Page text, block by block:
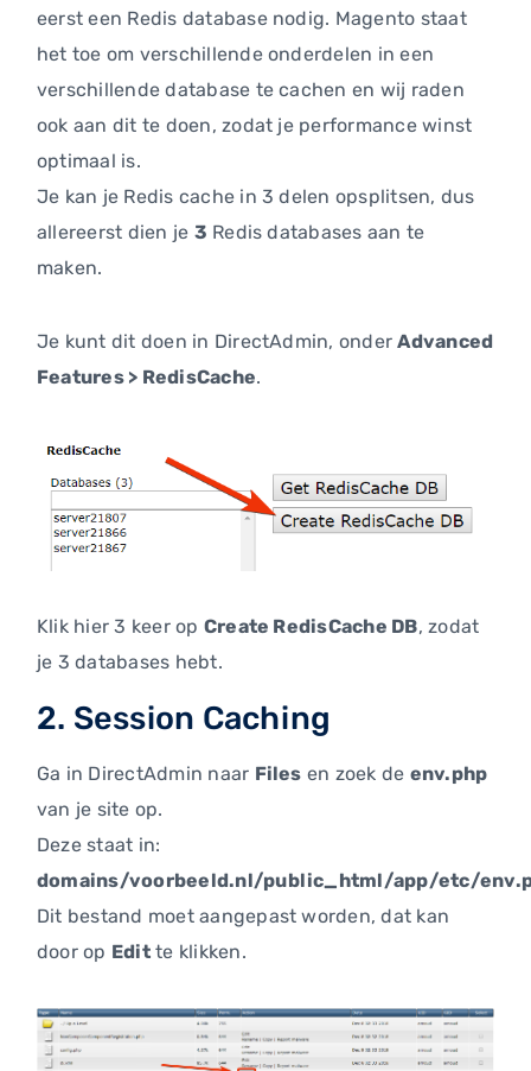
eerst een Redis database nodig. Magento staat
het toe om verschillende onderdelen in een
verschillende database te cachen en wij raden
ook aan dit te doen, zodat je performance winst
optimaal is.
Je kan je Redis cache in 3 delen opsplitsen, dus
allereerst dien je 3 Redis databases aan te
maken.
Je kunt dit doen in DirectAdmin, onderAdvanced
Features > RedisCache.
Klik hier 3 keer op Create RedisCache DB, zodat
je 3 databases hebt.
2. Session Caching
Ga in DirectAdmin naar Files en zoek de env.php
van je site op.
Deze staat in:
domains/voorbeeld.nl/public_html/app/etc/
Dit bestand moet aangepast worden, dat kan
door op Editte klikken.